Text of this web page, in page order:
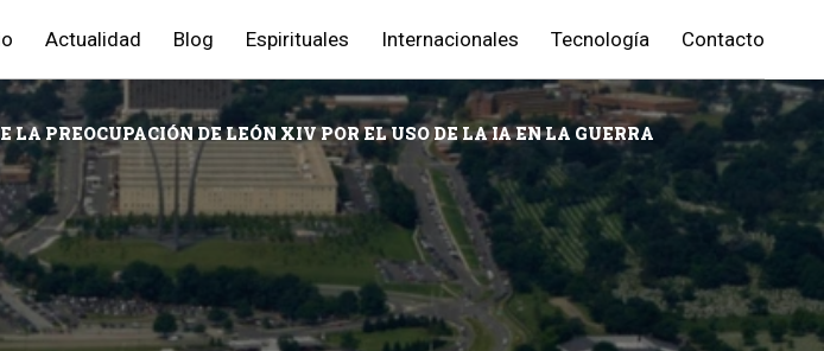
Actualidad Blog Espirituales Internacionales Tecnología Contacto
LA PREOCUPACIÓN DE LEÓN XIV POR EL USO DE LA IA EN LA GUERRA